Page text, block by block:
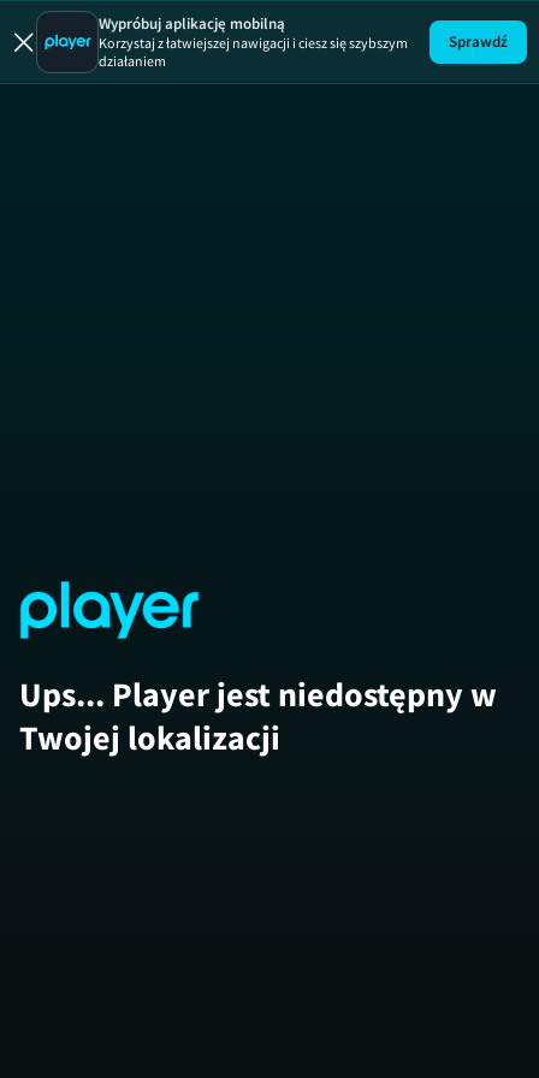
Zakup
Wypróbuj aplikację mobilną
Korzystaj z łatwiejszej nawigacji i ciesz się szybszym
działaniem
Sprawdź
Ups... Player jest niedostępny w
Twojej lokalizacji